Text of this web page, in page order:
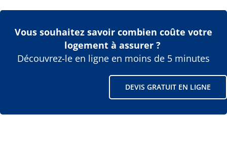
Vous souhaitez savoir combien coûte votre
logement à assurer ?
Découvrez-le en ligne en moins de 5 minutes
DEVIS GRATUIT EN LIGNE